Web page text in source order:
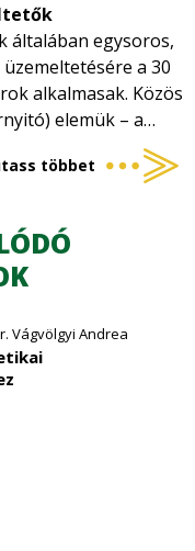
általában egysoros,
üzemeltetésére a 30
alkalmasak. Közös
elemük – a
jár. Esetenként két-
is előfordul olyan
megfelelően
nélküli
többet
Vágvölgyi Andrea